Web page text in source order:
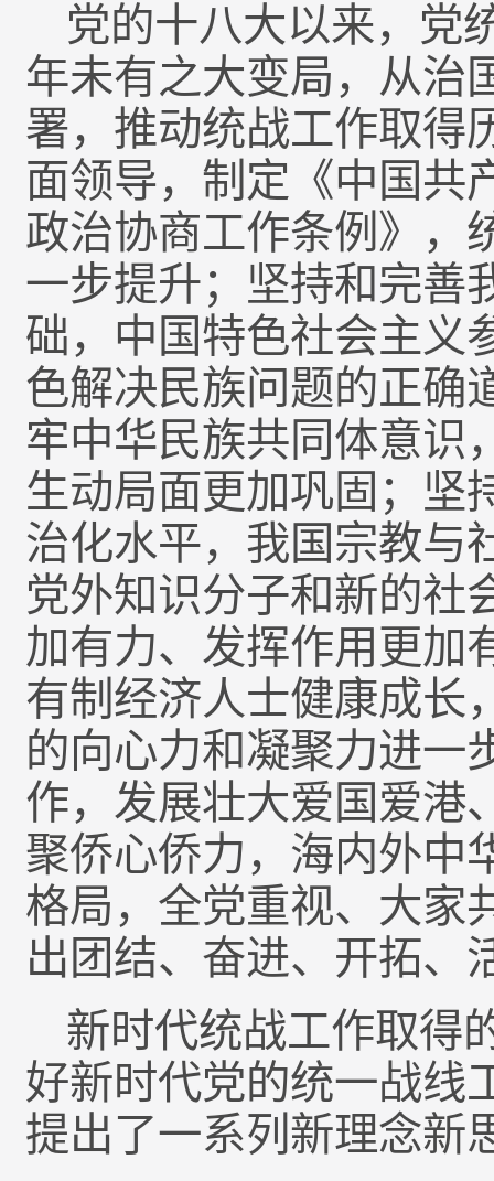
党的十八大以来，党
年未有之大变局，从治
署，推动统战工作取得
面领导，制定《中国共
政治协商工作条例》，
一步提升；坚持和完善
础，中国特色社会主义
色解决民族问题的正确
牢中华民族共同体意识
生动局面更加巩固；坚
治化水平，我国宗教与
党外知识分子和新的社
加有力、发挥作用更加
有制经济人士健康成长
的向心力和凝聚力进一
作，发展壮大爱国爱港
聚侨心侨力，海内外中
格局，全党重视、大家
出团结、奋进、开拓、
新时代统战工作取得
好新时代党的统一战线
提出了一系列新理念新